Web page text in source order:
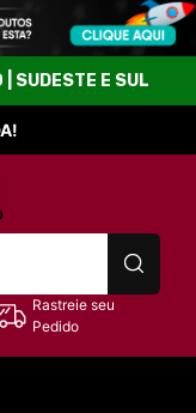
| SUDESTE E SUL
Rastreie seu
Pedido